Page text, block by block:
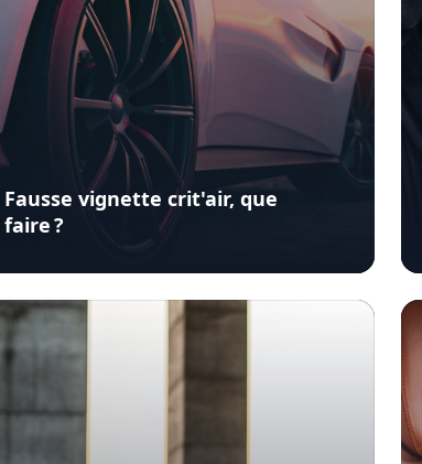
Fausse vignette crit'air, que
faire ?